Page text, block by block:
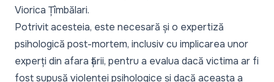
Viorica Țîmbălari.
Potrivit acesteia, este necesară și o expertiză
psihologică post-mortem, inclusiv cu implicarea unor
experți din afara țării, pentru a evalua dacă victima ar fi
fost supusă violenței psihologice și dacă aceasta a